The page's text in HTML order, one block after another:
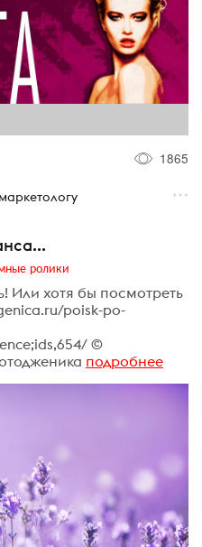
1865
ролики
Или хотя бы посмотреть
poisk-po-
©
подробнее